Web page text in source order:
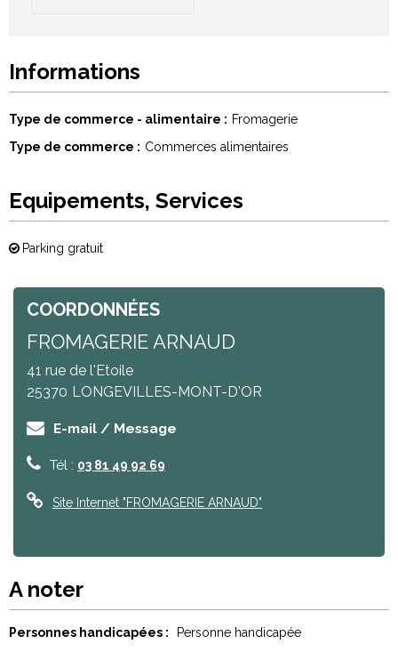
Informations
Type de commerce - alimentaire
Fromagerie
Type de commerce
Commerces alimentaires
Equipements, Services
Parking gratuit
COORDONNÉES
FROMAGERIE ARNAUD
41 rue de l'Etoile
25370 LONGEVILLES-MONT-D'OR
E-mail / Message
Tél : 03 81 49 92 69
Site Internet "FROMAGERIE ARNAUD"
A noter
Personnes handicapées : Personne handicapée